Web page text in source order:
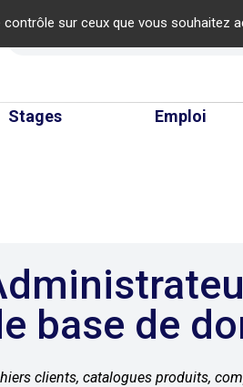
sur ceux que vous souhaitez
Stages Emploi
base de
clients, catalogues produits,